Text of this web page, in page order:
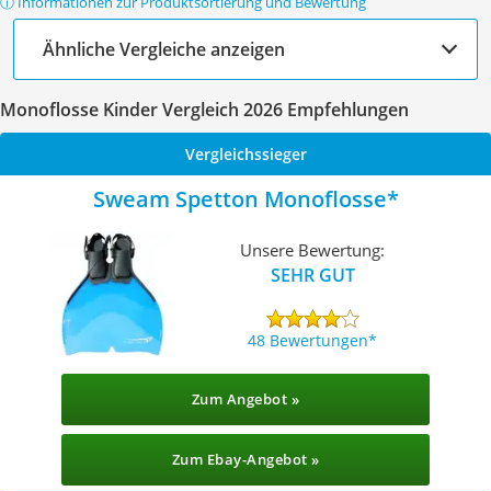
Ähnliche Vergleiche anzeigen
Monoflosse Kinder Vergleich 2026 Empfehlungen
Vergleichssieger
Sweam Spetton Monoflosse
Unsere Bewertung:
SEHR GUT
48 Bewertungen
Zum Angebot »
Zum Ebay-Angebot »